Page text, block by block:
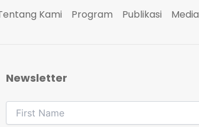
Kami Program Publikasi Media
Newsletter